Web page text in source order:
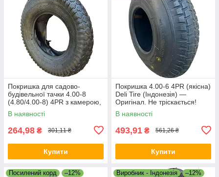
Покришка для садово-
будівельної тачки 4.00-8
(4.80/4.00-8) 4PR з камерою,
під диск 8"
В наявності
264,98 ₴ 301,11 ₴
Купити
Покришка 4.00-6 4PR (якісна)
Deli Tire (Індонезія) —
Оригінал. Не тріскається!
В наявності
493,91 ₴ 561,26 ₴
Купити
Посилений корд –12% Виробник - Індонезія –12%